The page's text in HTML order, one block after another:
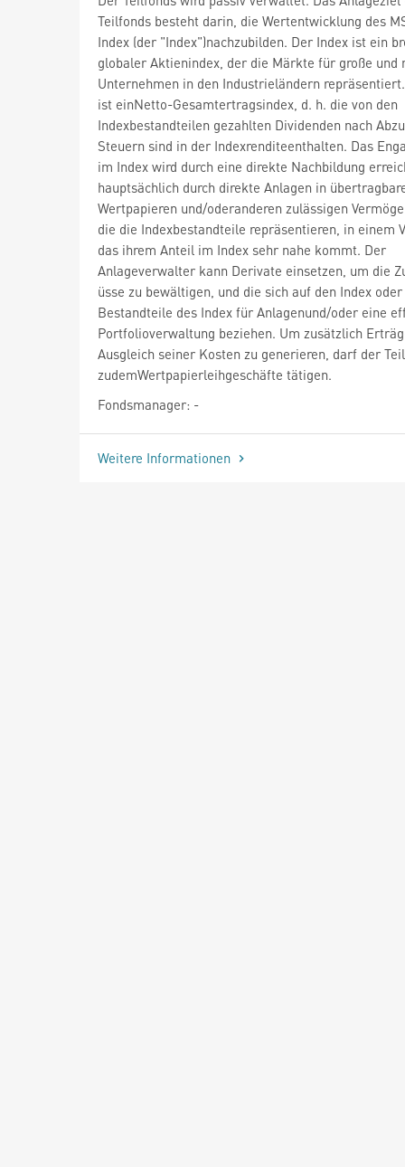
Teilfonds besteht darin, die Wertentwicklung des
Index (der "Index")nachzubilden. Der Index ist ein
globaler Aktienindex, der die Märkte für große und
Unternehmen in den Industrieländern
ist einNetto-Gesamtertragsindex, d. h. die von den
Indexbestandteilen gezahlten Dividenden nach
Steuern sind in der Indexrenditeenthalten. Das
im Index wird durch eine direkte Nachbildung
hauptsächlich durch direkte Anlagen in
Wertpapieren und/oderanderen zulässigen
die die Indexbestandteile repräsentieren, in einem
das ihrem Anteil im Index sehr nahe kommt. Der
Anlageverwalter kann Derivate einsetzen, um die
üsse zu bewältigen, und die sich auf den Index oder
Bestandteile des Index für Anlagenund/oder eine
Portfolioverwaltung beziehen. Um zusätzlich
Ausgleich seiner Kosten zu generieren, darf der
zudemWertpapierleihgeschäfte tätigen.
Fondsmanager: -
Weitere Informationen